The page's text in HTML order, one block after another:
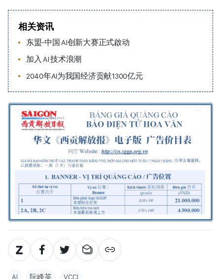
相关资讯
东盟-中国 AI创新大赛正式啟动
加入 AI 技术浪潮
2040年AI为我国经济贡献1300亿元
AI 阮峰英 VCCI